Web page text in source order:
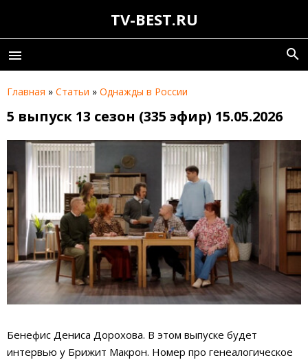
TV-BEST.RU
menu search
Главная » Статьи » Однажды в России
5 выпуск 13 сезон (335 эфир) 15.05.2026
Бенефис Дениса Дорохова. В этом выпуске будет
интервью у Брижит Макрон. Номер про генеалогическое